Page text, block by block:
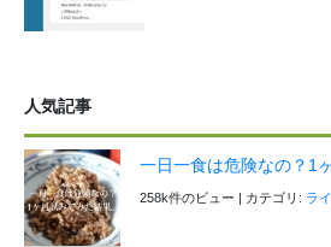
人気記事
一日一食は危険なの？1
258k件のビュー | カテゴリ: ラ